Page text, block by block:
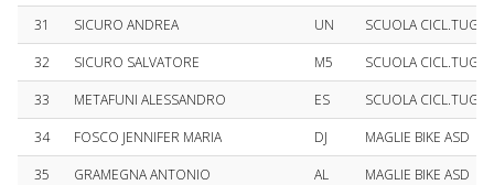
31
SICURO ANDREA UN
SCUOLA
32
SICURO SALVATORE M5
SCUOLA
33
METAFUNI ALESSANDRO ES
SCUOLA
34
FOSCO JENNIFER MARIA DJ
MAGLIE BIKE ASD
35
GRAMEGNA ANTONIO AL
MAGLIE BIKE ASD